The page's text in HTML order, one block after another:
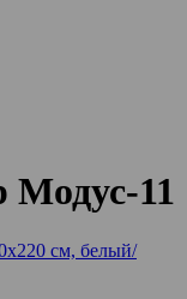
Модус-11